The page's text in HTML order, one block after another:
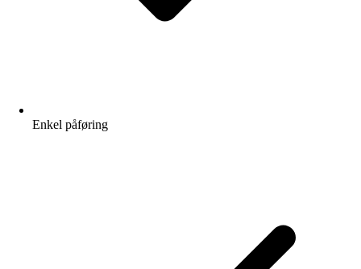
Enkel påføring